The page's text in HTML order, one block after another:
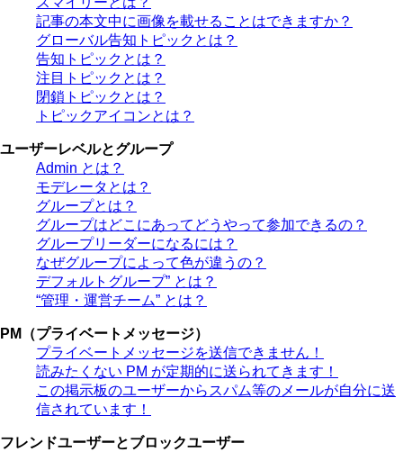
記事の本文中に画像を載せることはできますか？
グローバル告知トピックとは？
告知トピックとは？
注目トピックとは？
閉鎖トピックとは？
トピックアイコンとは？
ユーザーレベルとグループ
Admin とは？
モデレータとは？
グループとは？
グループはどこにあってどうやって参加できるの？
グループリーダーになるには？
なぜグループによって色が違うの？
デフォルトグループ” とは？
“管理・運営チーム” とは？
PM（プライベートメッセージ）
プライベートメッセージを送信できません！
読みたくない PM が定期的に送られてきます！
この掲示板のユーザーからスパム等のメールが自分に送
信されています！
フレンドユーザーとブロックユーザー